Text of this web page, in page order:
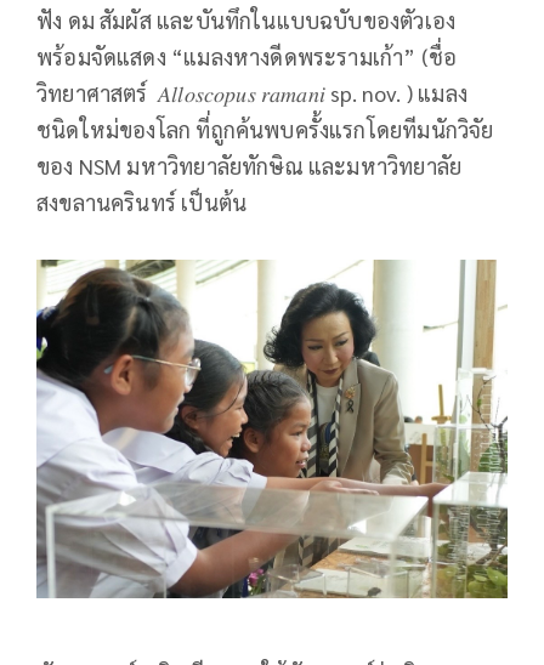
ฟัง ดม สัมผัส และบันทึกในแบบฉบับของตัวเอง
พร้อมจัดแสดง “แมลงหางดีดพระรามเก้า” (ชื่อ
วิทยาศาสตร์ 𝐴𝑙𝑙𝑜𝑠𝑐𝑜𝑝𝑢𝑠 𝑟𝑎𝑚𝑎𝑛𝑖 sp. nov. ) แมลง
ชนิดใหม่ของโลก ที่ถูกค้นพบครั้งแรกโดยทีมนักวิจัย
ของ NSM มหาวิทยาลัยทักษิณ และมหาวิทยาลัย
สงขลานครินทร์ เป็นต้น